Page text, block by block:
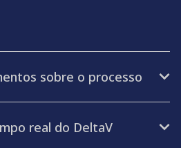
sobre o processo
real do DeltaV